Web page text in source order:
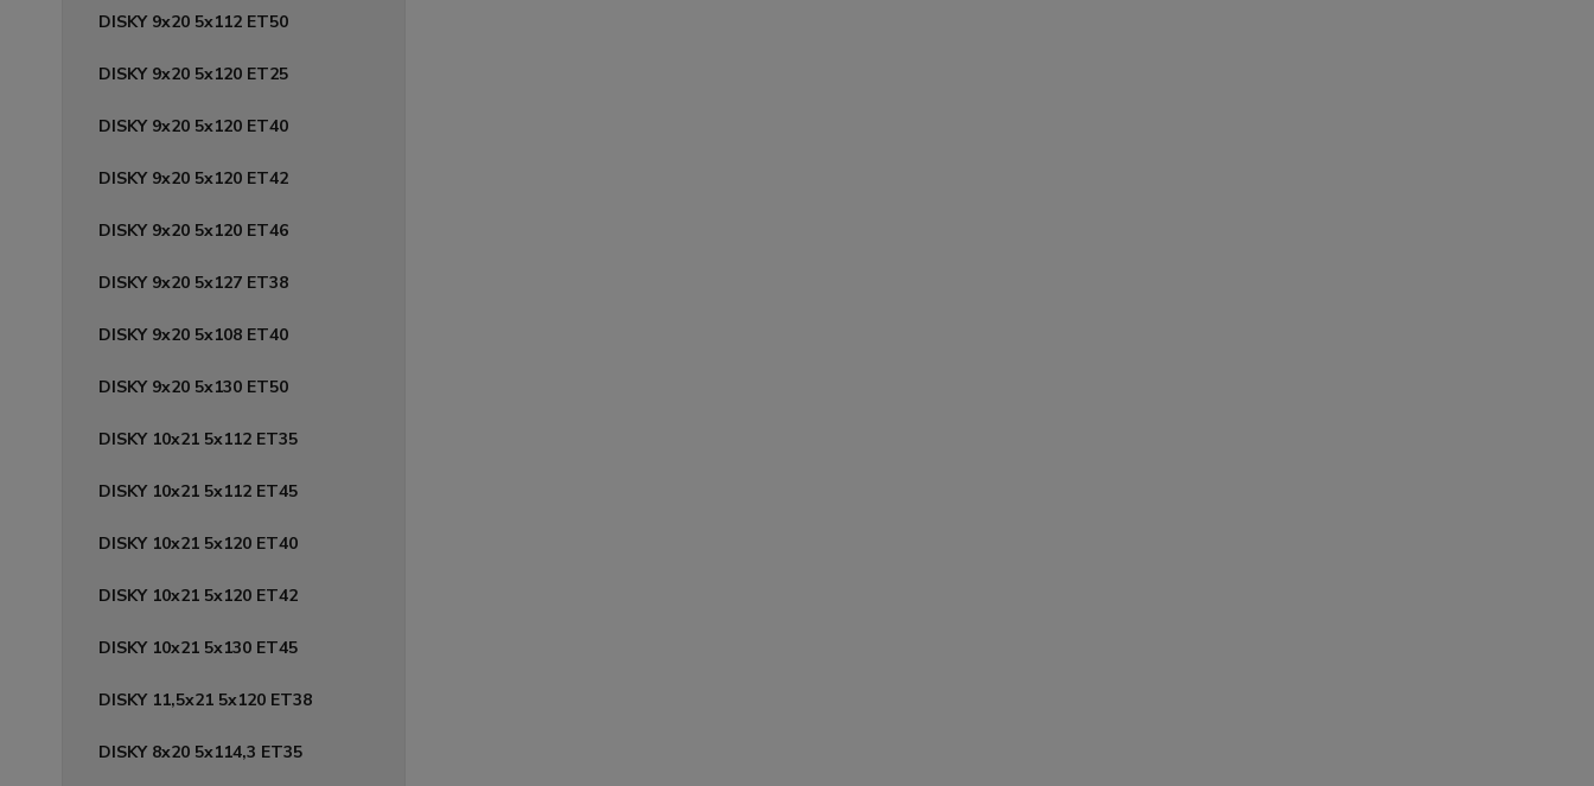
DISKY 9x20 5x112 ET50
DISKY 9x20 5x120 ET25
DISKY 9x20 5x120 ET40
DISKY 9x20 5x120 ET42
DISKY 9x20 5x120 ET46
DISKY 9x20 5x127 ET38
DISKY 9x20 5x108 ET40
DISKY 9x20 5x130 ET50
DISKY 10x21 5x112 ET35
DISKY 10x21 5x112 ET45
DISKY 10x21 5x120 ET40
DISKY 10x21 5x120 ET42
DISKY 10x21 5x130 ET45
DISKY 11,5x21 5x120 ET38
DISKY 8x20 5x114,3 ET35